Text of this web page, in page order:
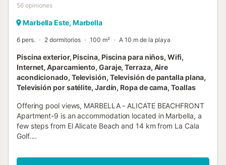
56 opiniones
Marbella Este, Marbella
6 pers. 2 dormitorios 100 m² A 10 m de la playa
Piscina exterior, Piscina, Piscina para niños, Wifi,
Internet, Aparcamiento, Garaje, Terraza, Aire
acondicionado, Televisión, Televisión de pantalla plana,
Televisión por satélite, Jardín, Ropa de cama, Toallas
Offering pool views, MARBELLA - ALICATE BEACHFRONT
Apartment-9 is an accommodation located in Marbella, a
few steps from El Alicate Beach and 14 km from La Cala
Golf....